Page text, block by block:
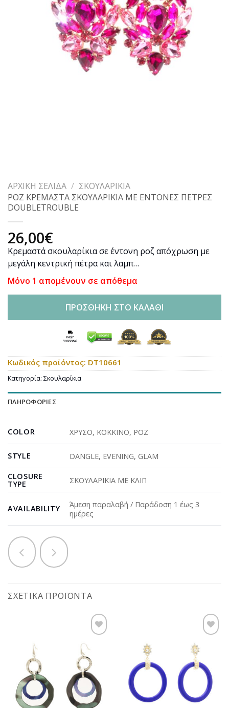
ΑΡΧΙΚΉ ΣΕΛΊΔΑ / ΣΚΟΥΛΑΡΊΚΙΑ
ΡΟΖ ΚΡΕΜΑΣΤΑ ΣΚΟΥΛΑΡΙΚΙΑ ΜΕ ΕΝΤΟΝΕΣ ΠΕΤΡΕΣ
DOUBLETROUBLE
26,00€
Κρεμαστά σκουλαρίκια σε έντονη ροζ απόχρωση με
μεγάλη κεντρική πέτρα και λαμπ…
Μόνο 1 απομένουν σε απόθεμα
ΠΡΟΣΘΉΚΗ ΣΤΟ ΚΑΛΆΘΙ
Κωδικός προϊόντος: DT10661
Κατηγορία: Σκουλαρίκια
ΠΛΗΡΟΦΟΡΊΕΣ
COLOR ΧΡΥΣΟ, ΚΟΚΚΙΝΟ, ΡΟΖ
STYLE DANGLE, EVENING, GLAM
CLOSURE
TYPE ΣΚΟΥΛΑΡΙΚΙΑ ΜΕ ΚΛΙΠ
AVAILABILITY
Άμεση παραλαβή / Παράδοση 1 έως 3
ημέρες
ΣΧΕΤΙΚΆ ΠΡΟΪΌΝΤΑ
Προσθήκη
στη
wishlist
Προσθήκη
στη
wishlist